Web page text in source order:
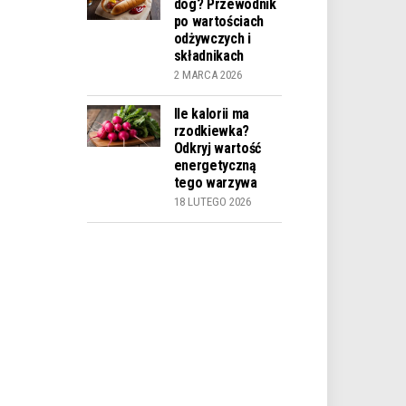
dog? Przewodnik
po wartościach
odżywczych i
składnikach
2 MARCA 2026
Ile kalorii ma
rzodkiewka?
Odkryj wartość
energetyczną
tego warzywa
18 LUTEGO 2026